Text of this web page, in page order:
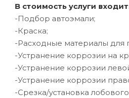
В стоимость услуги
-Подбор автоэмали;
-Краска;
-Расходные материалы для
-Устранение коррозии на
-Устранение коррозии
-Устранение коррозии
-Срезка/установка лобового